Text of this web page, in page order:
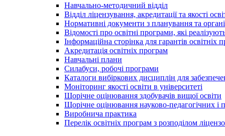
Навчально-методичний відділ
Відділ ліцензування, акредитації та якості
Нормативні документи з планування та
Відомості про освітні програми, які
Інформаційна сторінка для гарантів освітніх
Акредитація освітніх програм
Навчальні плани
Силабуси, робочі програми
Каталоги вибіркових дисциплін для
Моніторинг якості освіти в університеті
Щорічне оцінювання здобувачів вищої освіти
Щорічне оцінювання науково-педагогічних і
Виробнича практика
Перелік освітніх програм з розподілoм